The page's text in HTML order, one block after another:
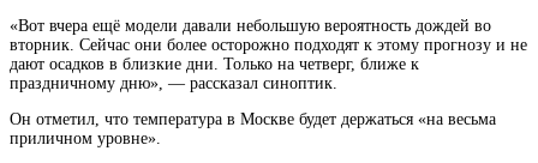
«Вот вчера ещё модели давали небольшую вероятность дождей во
вторник. Сейчас они более осторожно подходят к этому прогнозу и не
дают осадков в близкие дни. Только на четверг, ближе к
праздничному дню», — рассказал синоптик.
Он отметил, что температура в Москве будет держаться «на весьма
приличном уровне».